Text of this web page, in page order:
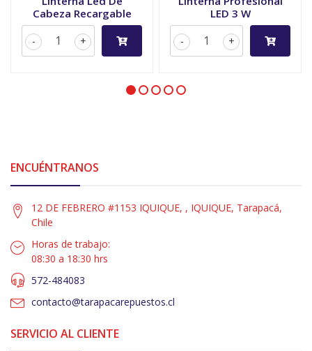
Cabeza Recargable
+
-
LED 3 W
+
-
ENCUÉNTRANOS
12 DE FEBRERO #1153 IQUIQUE, , IQUIQUE, Tarapacá,
Chile
Horas de trabajo:
08:30 a 18:30 hrs
572-484083
contacto@tarapacarepuestos.cl
SERVICIO AL CLIENTE